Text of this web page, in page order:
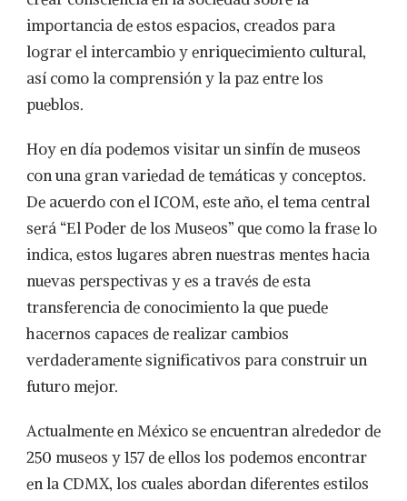
importancia de estos espacios, creados para
lograr el intercambio y enriquecimiento cultural,
así como la comprensión y la paz entre los
pueblos.
Hoy en día podemos visitar un sinfín de museos
con una gran variedad de temáticas y conceptos.
De acuerdo con el ICOM, este año, el tema central
será “El Poder de los Museos” que como la frase lo
indica, estos lugares abren nuestras mentes hacia
nuevas perspectivas y es a través de esta
transferencia de conocimiento la que puede
hacernos capaces de realizar cambios
verdaderamente significativos para construir un
futuro mejor.
Actualmente en México se encuentran alrededor de
250 museos y 157 de ellos los podemos encontrar
en la CDMX, los cuales abordan diferentes estilos